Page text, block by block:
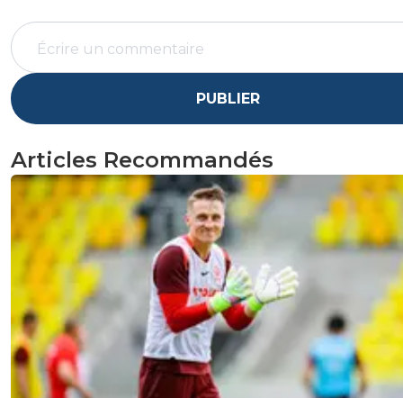
PUBLIER
Articles Recommandés